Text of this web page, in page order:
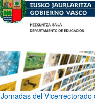
Jornadas del Vicerrectorado